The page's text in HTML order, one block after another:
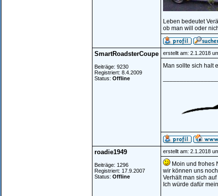
Leben bedeutet
ob man will oder
SmartRoadsterCoupe
Beiträge: 9230
Registriert: 8.4.2009
Status: Offline
erstellt am: 2.1.2018
Man sollte sich halt
roadie1949
Beiträge: 1296
Registriert: 17.9.2007
Status: Offline
erstellt am: 2.1.2018
Moin und frohes
wir können uns
Verhält man sich
Ich würde dafür